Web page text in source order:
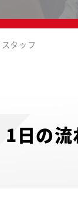
タッフ
1日の流